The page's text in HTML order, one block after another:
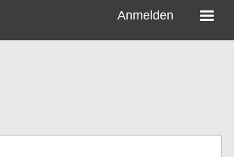
Anmelden